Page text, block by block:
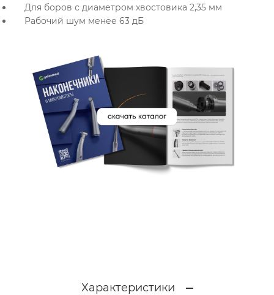
Для боров с диаметром хвостовика 2,35 мм
Рабочий шум менее 63 дБ
Характеристики